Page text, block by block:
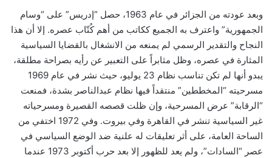
وبعد عودته من الجزائر في عام 1963، حصل “إدريس” على “وسام
الجمهورية” واعترف به الجميع ككاتب من أهم كُتّاب عصره. إلا أن هذا
النجاح والتقدير الرسمي لم يمنعه من الانشغال بالقضايا السياسية
المثارة في عصره، وظل مثابراً على التعبير عن رأيه بصراحة مطلقة،
يبدو أنها لم تكن تناسب نظام 23 يوليو، حيث نشر في عام 1969
مسرحيته “المخططين” منتقداً فيها نظام عبدالناصر بشدة، فمنعت
“الرقابة” عرض المسرحية، وإن ظلت قصصه القصيرة ومسرحياته
غير السياسية تنشر في القاهرة وفي بيروت. وفي 1972 اختفي من
الساحة العامة، على أثر تعليقات له علنية ضد الوضع السياسي في
عصر “السادات”، ولم يعد للظهور إلا بعد حرب أكتوبر 1973 عندما